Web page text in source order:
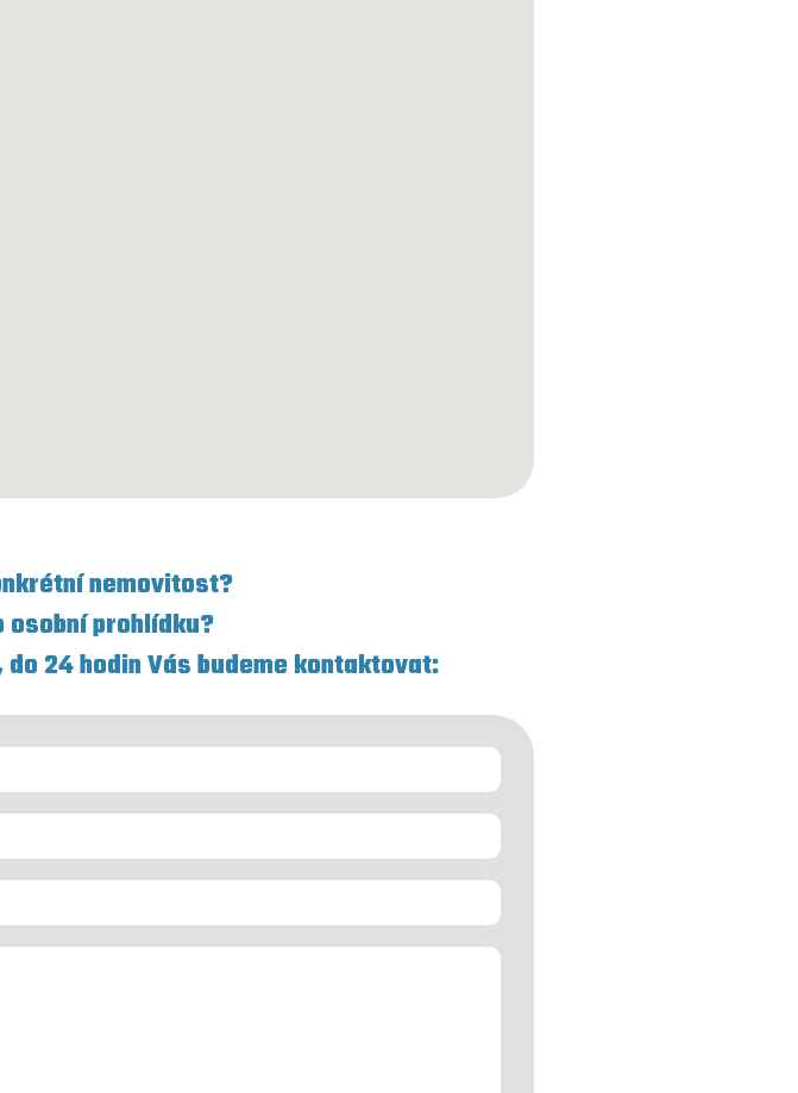
nemovitost?
osobní prohlídku?
24 hodin Vás budeme kontaktovat: